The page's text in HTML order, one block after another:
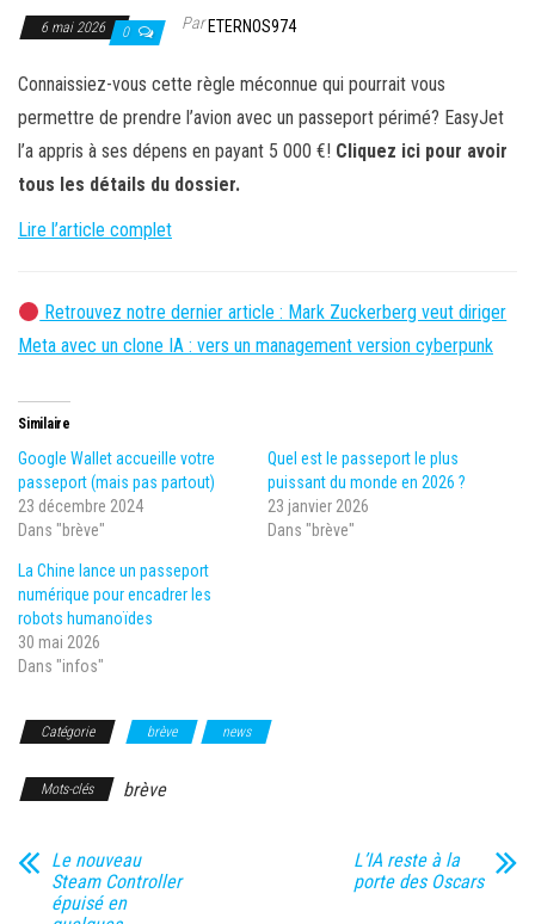
6 mai 2026 0 ParETERNOS974
Connaissiez-vous cette règle méconnue qui pourrait vous
permettre de prendre l’avion avec un passeport périmé? EasyJet
l’a appris à ses dépens en payant 5 000 €! Cliquez ici pour avoir
tous les détails du dossier.
Lire l’article complet
Retrouvez notre dernier article : Mark Zuckerberg veut diriger
Meta avec un clone IA : vers un management version cyberpunk
Similaire
Google Wallet accueille votre
passeport (mais pas partout)
23 décembre 2024
Dans "brève"
Quel est le passeport le plus
puissant du monde en 2026 ?
23 janvier 2026
Dans "brève"
La Chine lance un passeport
numérique pour encadrer les
robots humanoïdes
30 mai 2026
Dans "infos"
Catégorie brève news
Mots-clés brève
Le nouveau
Steam Controller
épuisé en
L’IA reste à la
porte des Oscars